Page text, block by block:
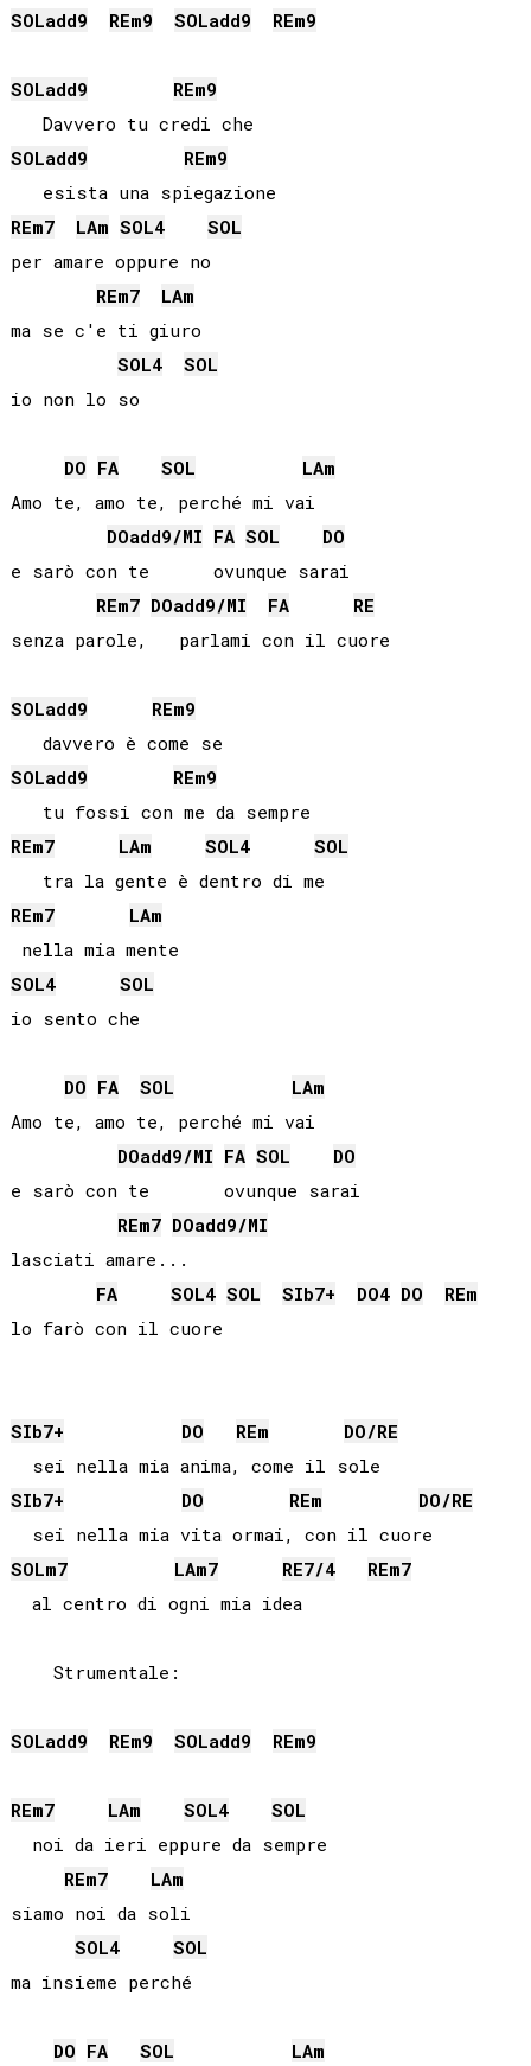
SOLadd9 REm9 SOLadd9 REm9
SOLadd9 REm9
SOLadd9 REm9
REm7 LAm SOL4
SOL
per amare oppure no
REm7 LAm
ma se c'e ti giuro
SOL4
SOL
io non lo so
DO FA SOL LAm
Amo te, amo te, perché mi vai
DOadd9/MI FA SOL
DO
e sarò con te      ovunque sarai
REm7 DOadd9/MI FA
RE
senza parole,   parlami con il cuore
SOLadd9 REm9
SOLadd9 REm9
REm7 LAm SOL4
SOL
REm7 LAm
SOL4
SOL
io sento che
DO FA SOL LAm
Amo te, amo te, perché mi vai
DOadd9/MI FA SOL
DO
e sarò con te       ovunque sarai
REm7 DOadd9/MI
lasciati amare...
FA
SOL4 SOL SIb7+ DO4 DO REm
lo farò con il cuore
SIb7+ DO REm DO/RE
SIb7+ DO REm DO/RE
SOLm7 LAm7 RE7/4 REm7
  al centro di ogni mia idea
    Strumentale:
SOLadd9 REm9 SOLadd9 REm9
REm7 LAm SOL4
SOL
  noi da ieri eppure da sempre
REm7 LAm
siamo noi da soli
SOL4
SOL
ma insieme perché
DO FA SOL LAm